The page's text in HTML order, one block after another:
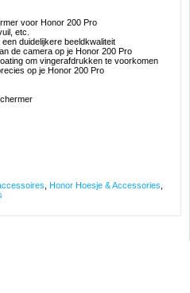
voor Honor 200 Pro
etc.
duidelijkere beeldkwaliteit
de camera op je Honor 200 Pro
om vingerafdrukken te voorkomen
op je Honor 200 Pro
Honor Hoesje & Accessories